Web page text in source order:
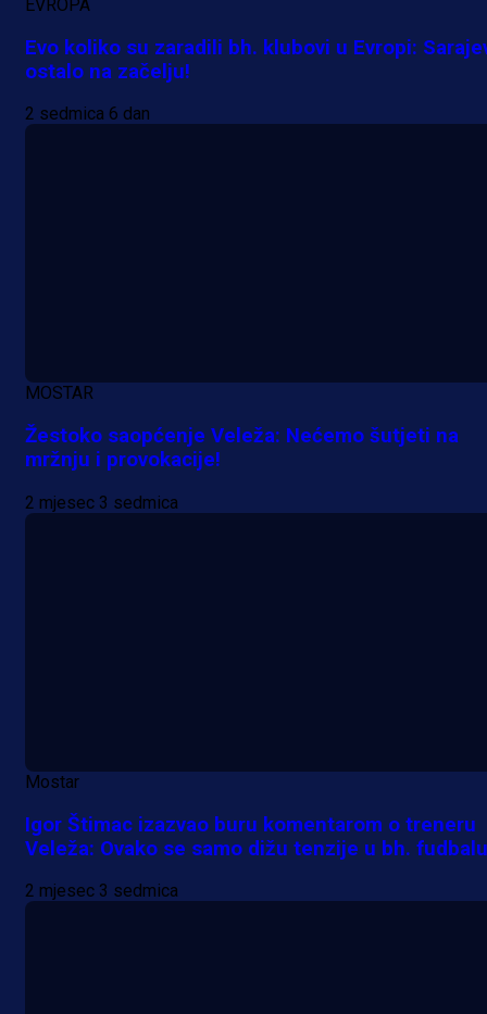
Promo vijesti
EVROPA
Evo koliko su zaradili bh. klubovi u Evropi:
ostalo na začelju!
2 sedmica 6 dan
MOSTAR
Žestoko saopćenje Veleža: Nećemo šutjeti na
mržnju i provokacije!
2 mjesec 3 sedmica
Mostar
Igor Štimac izazvao buru komentarom o treneru
Veleža: Ovako se samo dižu tenzije u bh. fudbalu
2 mjesec 3 sedmica